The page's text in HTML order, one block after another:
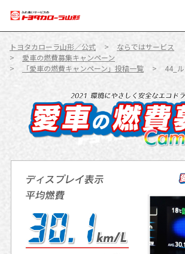
トヨタカローラ山形／公式
ならではサービス
愛車の燃費募集キャンペーン
「愛車の燃費キャンペーン」投稿一覧
44_